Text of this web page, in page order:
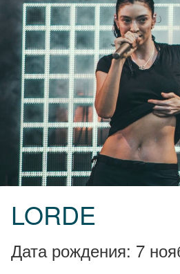
LORDE
Дата рождения: 7